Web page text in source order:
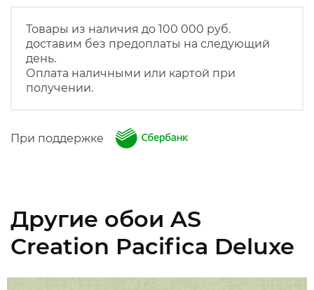
Товары из наличия до 100 000 руб.
доставим без предоплаты на следующий
день.
Оплата наличными или картой при
получении.
При поддержке
Другие обои AS
Creation Pacifica Deluxe